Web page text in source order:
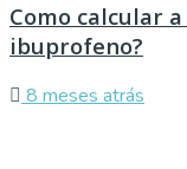
Como calcular
ibuprofeno?
8 meses atrás